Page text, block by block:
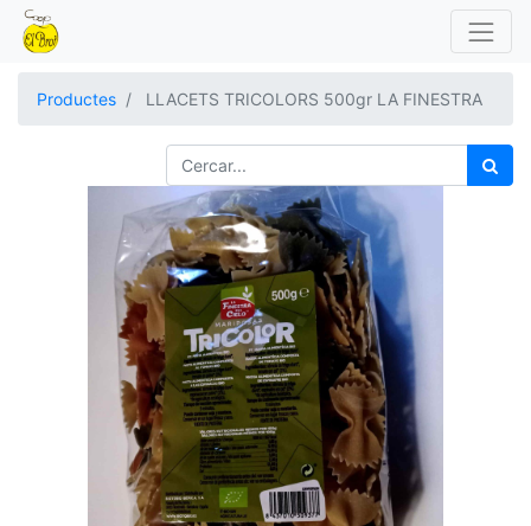
Productes LLACETS TRICOLORS 500gr LA FINESTRA